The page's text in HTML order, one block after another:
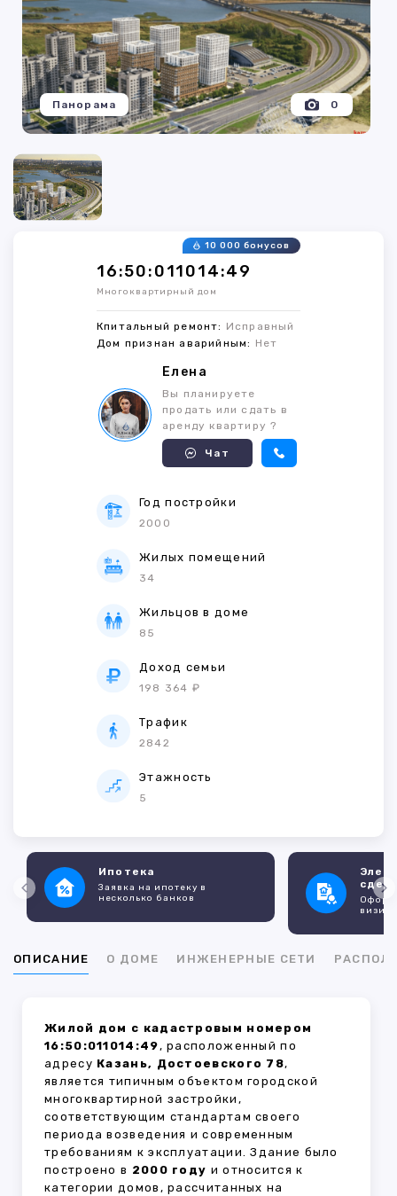
0
Панорама
16:50:011014:49
10 000 бонусов
Многоквартирный дом
Кпитальный ремонт: Исправный
Дом признан аварийным: Нет
Елена
Вы планируете
продать или сдать в
аренду квартиру ?
Чат
Год постройки
2000
Жилых помещений
34
Жильцов в доме
85
Доход семьи
198 364 ₽
Трафик
2842
Этажность
5
Ипотека
Заявка на ипотеку в
несколько банков
ОПИСАНИЕ О ДОМЕ ИНЖЕНЕРНЫЕ СЕТИ
Жилой дом с кадастровым номером
16:50:011014:49, расположенный по
адресу Казань, Достоевского 78,
является типичным объектом городской
многоквартирной застройки,
соответствующим стандартам своего
периода возведения и современным
требованиям к эксплуатации. Здание было
построено в 2000 году и относится к
категории домов, рассчитанных на